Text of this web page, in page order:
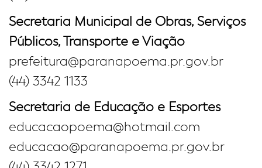
Secretaria Municipal de Obras, Serviços
Públicos, Transporte e Viação
prefeitura@paranapoema.pr.gov.br
(44) 3342 1133
Secretaria de Educação e Esportes
educacaopoema@hotmail.com
educacao@paranapoema.pr.gov.br